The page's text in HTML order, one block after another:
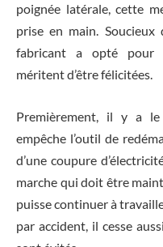
poignée latérale, cette
prise en main.
fabricant a opté pour
méritent d’être félicitées.
Premièrement, il y a le
empêche l’outil de
d’une coupure
marche qui doit être
puisse continuer à
par accident, il cesse